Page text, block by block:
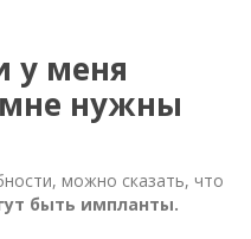
у меня
нужны
можно сказать, что
быть импланты.